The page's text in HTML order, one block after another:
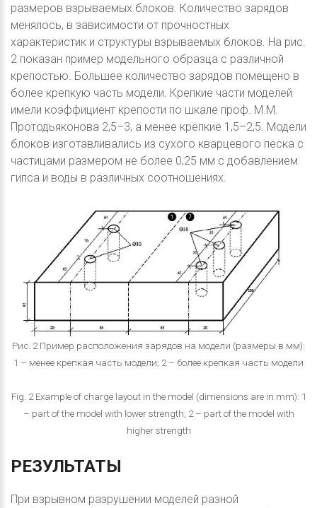
размеров взрываемых блоков. Количество зарядов
менялось, в зависимости от прочностных
характеристик и структуры взрываемых блоков. На рис.
2 показан пример модельного образца с различной
крепостью. Большее количество зарядов помещено в
более крепкую часть модели. Крепкие части моделей
имели коэффициент крепости по шкале проф. М.М.
Протодьяконова 2,5–3, а менее крепкие 1,5–2,5. Модели
блоков изготавливались из сухого кварцевого песка с
частицами размером не более 0,25 мм с добавлением
гипса и воды в различных соотношениях.
Рис. 2 Пример расположения зарядов на модели (размеры в мм):
1 – менее крепкая часть модели; 2 – более крепкая часть модели
Fig. 2 Example of charge layout in the model (dimensions are in mm): 1
– part of the model with lower strength; 2 – part of the model with
higher strength
РЕЗУЛЬТАТЫ
При взрывном разрушении моделей разной